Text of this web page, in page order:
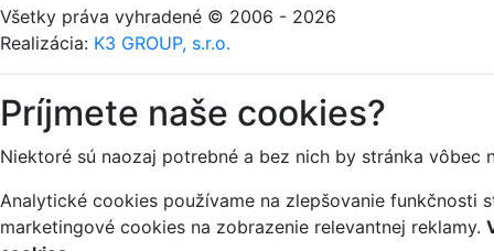
Všetky práva vyhradené © 2006 - 2026
Realizácia: K3 GROUP, s.r.o.
Príjmete naše cookies?
Niektoré sú naozaj potrebné a bez nich by stránka vôbec
Analytické cookies používame na zlepšovanie funkčnosti
marketingové cookies na zobrazenie relevantnej reklamy.